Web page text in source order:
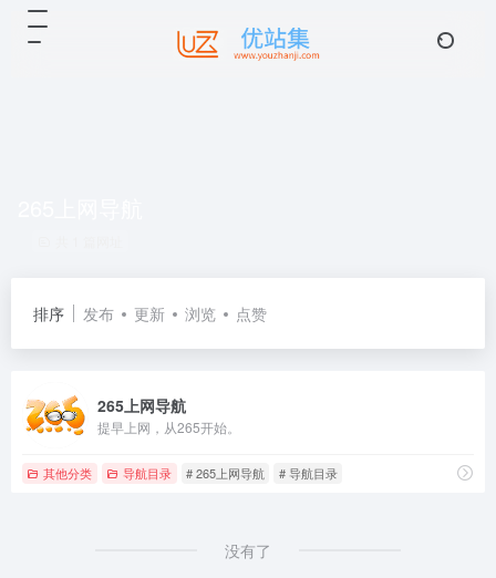
排序 发布 更新 浏览 点赞
265上网导航
提早上网，从265开始。
其他分类 导航目录 # 265上网导航 # 导航目录
没有了